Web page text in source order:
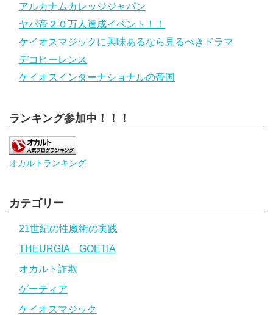
アルカナムカレッジジャパン
ヤバ帝２０万人達成イベント！！
ケイオスマジックに興味あるなら見るべきドラマ
デコヒーレンス
ケイオスインターナショナルの帝国
ランキング参加中！！！
オカルトランキング
カテゴリー
21世紀の性魔術の実践
THEURGIA GOETIA
オカルト詐欺
ゲーティア
ケイオスマジック